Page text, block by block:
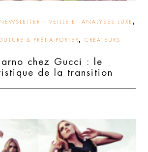
NEWSLETTER – VEILLE ET ANALYSES LUXE ,
& PRÊT-À-PORTER, CRÉATEURS
chez Gucci : le
de la transition